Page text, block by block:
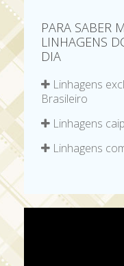
PARA SABER
LINHAGENS
DIA
Linhagens
Brasileiro
Linhagens
Linhagens